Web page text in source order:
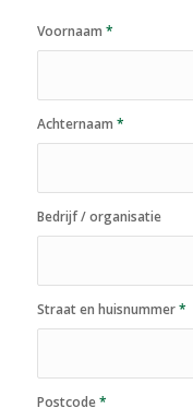
Voornaam *
Achternaam *
Bedrijf / organisatie
Straat en huisnummer*
Postcode*